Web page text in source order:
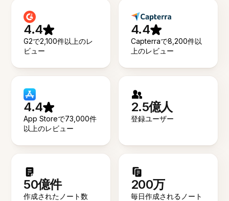
4.4
G2で2,100件以上のレ
ビュー
4.4
Capterraで8,200件以
上のレビュー
4.4
App Storeで73,000件
以上のレビュー
2.5億人
登録ユーザー
50億件
作成されたノート数
200万
毎日作成されるノート